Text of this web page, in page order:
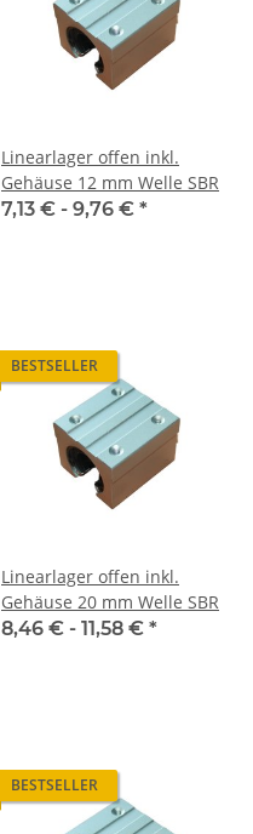
Linearlager offen inkl.
Gehäuse 12 mm Welle SBR
7,13 € - 9,76 € *
BESTSELLER
Linearlager offen inkl.
Gehäuse 20 mm Welle SBR
8,46 € - 11,58 € *
BESTSELLER